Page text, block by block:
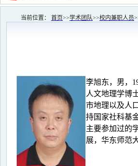
当前位置： 首页>>学术团队>>校内兼职人员
李旭东，男，
人文地理学博
市地理以及人
持国家社科基
主要参加过的
展，华东师范